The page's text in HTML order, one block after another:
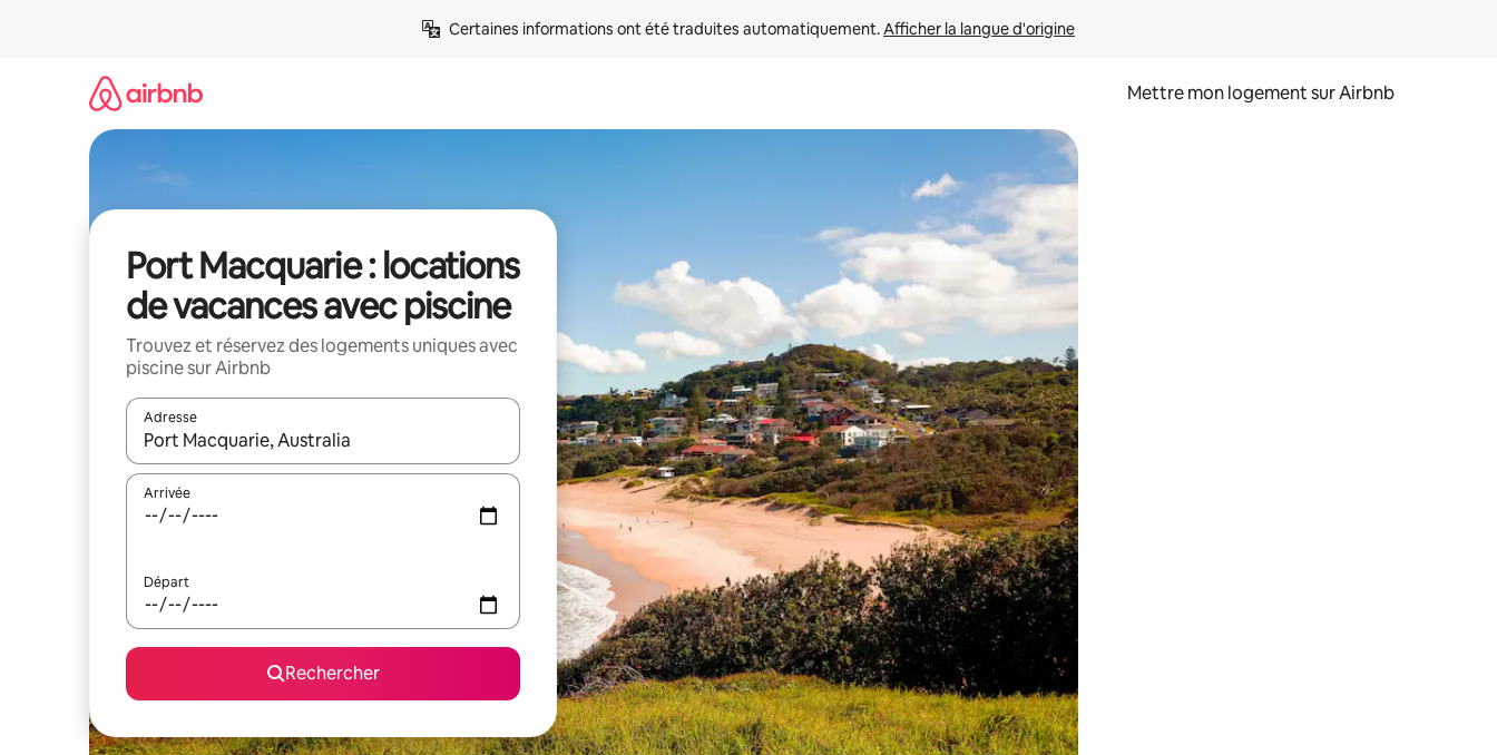
Certaines informations ont été traduites automatiquement. Afficher la langue d'origine
Mettre mon logement sur Airbnb
Port Macquarie : locations
de vacances avec piscine
Trouvez et réservez des logements uniques avec
piscine sur Airbnb
Adresse
Lorsque les résultats s'affichent, utilisez les flèches vers le haut et vers le bas pour les parcourir ou en appuyant et en faisant glisser.
Arrivée
Départ
Rechercher